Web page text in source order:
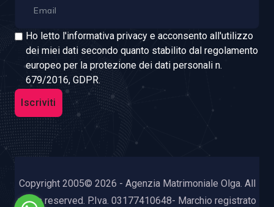
Ho letto l'informativa privacy e acconsento all'utilizzo
dei miei dati secondo quanto stabilito dal regolamento
europeo per la protezione dei dati personali n.
679/2016, GDPR.
Iscriviti
Copyright 2005© 2026 - Agenzia Matrimoniale Olga. All
rights reserved. P.Iva. 03177410648- Marchio registrato